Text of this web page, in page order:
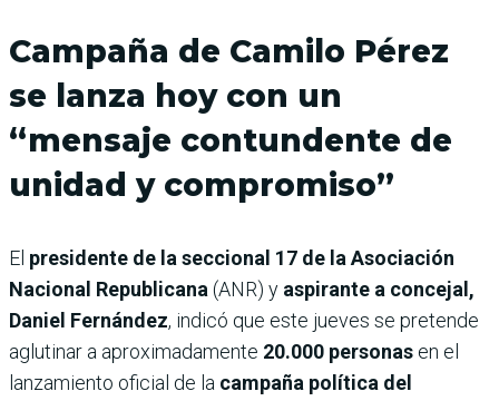
Campaña de Camilo Pérez
se lanza hoy con un
“mensaje contundente de
unidad y compromiso”
El presidente de la seccional 17 de la Asociación
Nacional Republicana (ANR) y aspirante a concejal,
Daniel Fernández, indicó que este jueves se pretende
aglutinar a aproximadamente 20.000 personas en el
lanzamiento oficial de la campaña política del